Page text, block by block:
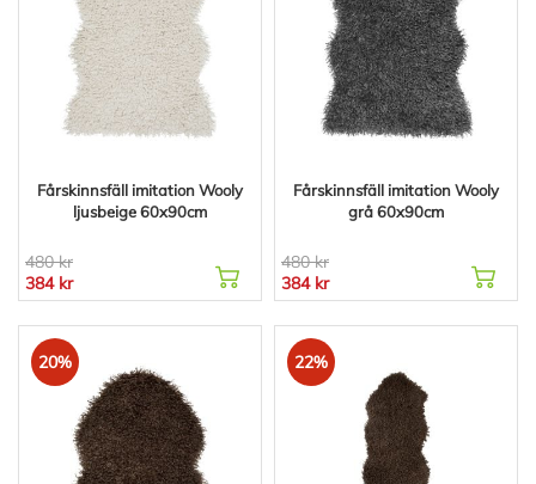
Fårskinnsfäll imitation Wooly
ljusbeige 60x90cm
480 kr
384 kr
Fårskinnsfäll imitation Wooly
grå 60x90cm
480 kr
384 kr
20% 22%